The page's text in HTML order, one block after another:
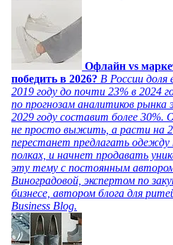
Офлайн vs
победить в 2026? В России доля
2019 году до почти 23% в 2024
по прогнозам аналитиков рынка
2029 году составит более
не просто выжить, а расти на
перестанет предлагать одежду
полках, и начнет продавать
эту тему с постоянным
Виноградовой, экспертом по
бизнесе, автором блога для
Business Blog.